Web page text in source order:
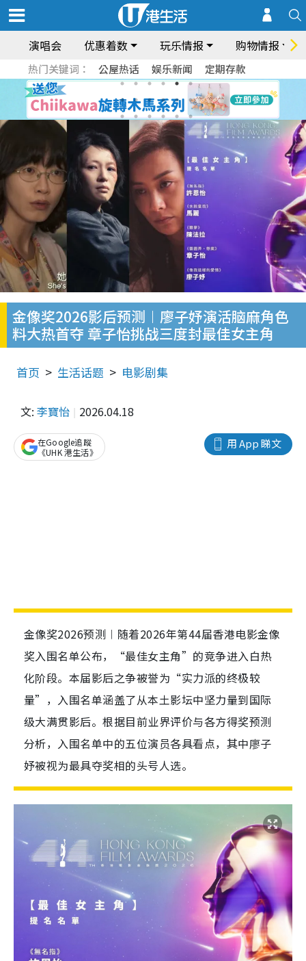
演唱会 优惠着数 玩乐情报 购物情报
热门关键词： 公屋热话 娱乐新闻 定期存款
金像奖2026影后预测︱廖子妤演活脑麻角色
料大热首夺 章子怡挑战三度封最佳女主角
首页 生活话题 电影剧集
文: 李寶怡 2026.04.18
用 App 睇文
在Google追蹤
《UHK 港生活》
金像奖2026预测︱随着2026年第44届香港电影金像
奖入围名单公布，“最佳女主角”的竞争进入白热
化阶段。本届影后之争被誉为“实力派的终极较
量”，入围名单涵盖了从本土影坛中坚力量到国际
级大满贯影后。根据目前业界评价与各方得奖预测
分析，入围名单中的五位演员各具看点，其中廖子
妤被视为最具夺奖相的头号人选。